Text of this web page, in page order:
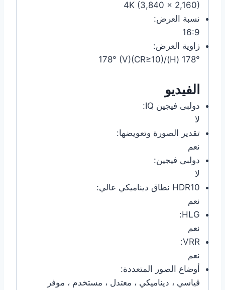
4K (3,840 x 2,160)
نسبة العرض:
16:9
زاوية العرض:
178° (H)/178° (V)(CR≥10)
الفيديو
دولبى فيجين IQ:
لا
تقدير الصورة وتعويضها:
نعم
دولبى فيجين:
لا
HDR10 نطاق ديناميكي عالي:
نعم
HLG:
نعم
VRR:
نعم
أوضاع الصور المتعددة:
قياسي ، ديناميكي ، معتدل ، مستخدم ، موفر